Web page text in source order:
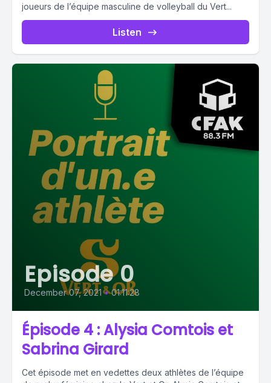
joueurs de l’équipe masculine de volleyball du Vert...
Listen
Episode 0
December 07, 2021 • 01:11:28
Épisode 4 : Alysia Comtois et
Sabrina Girard
Cet épisode met en vedettes deux athlètes de l’équipe